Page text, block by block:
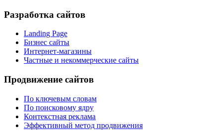
Разработка сайтов
Landing Page
Бизнес сайты
Интернет-магазины
Частные и некоммерческие сайты
Продвижение сайтов
По ключевым словам
По поисковому ядру
Контекстная реклама
Эффективный метод продвижения